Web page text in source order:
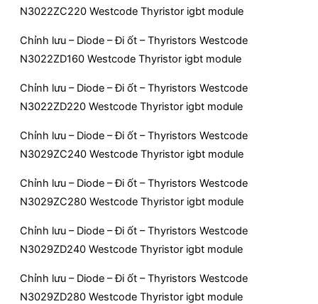
N3022ZC220 Westcode Thyristor igbt module
Chỉnh lưu – Diode – Đi ốt – Thyristors Westcode
N3022ZD160 Westcode Thyristor igbt module
Chỉnh lưu – Diode – Đi ốt – Thyristors Westcode
N3022ZD220 Westcode Thyristor igbt module
Chỉnh lưu – Diode – Đi ốt – Thyristors Westcode
N3029ZC240 Westcode Thyristor igbt module
Chỉnh lưu – Diode – Đi ốt – Thyristors Westcode
N3029ZC280 Westcode Thyristor igbt module
Chỉnh lưu – Diode – Đi ốt – Thyristors Westcode
N3029ZD240 Westcode Thyristor igbt module
Chỉnh lưu – Diode – Đi ốt – Thyristors Westcode
N3029ZD280 Westcode Thyristor igbt module